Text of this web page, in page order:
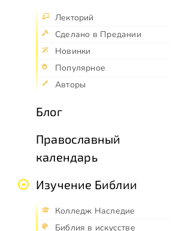
Лекторий
Сделано в Предании
Новинки
Популярное
Авторы
Блог
Православный
календарь
Изучение Библии
Колледж Наследие
Библия в искусстве